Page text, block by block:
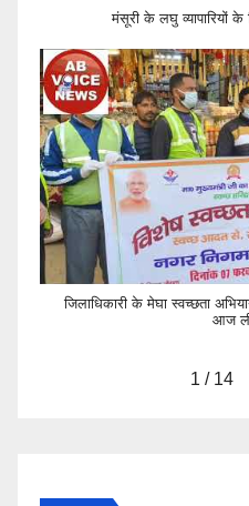
मंसूरी के लघु व्यापारियों
जिलाधिकारी के मेघा स्वच्छता
आज
1 / 14